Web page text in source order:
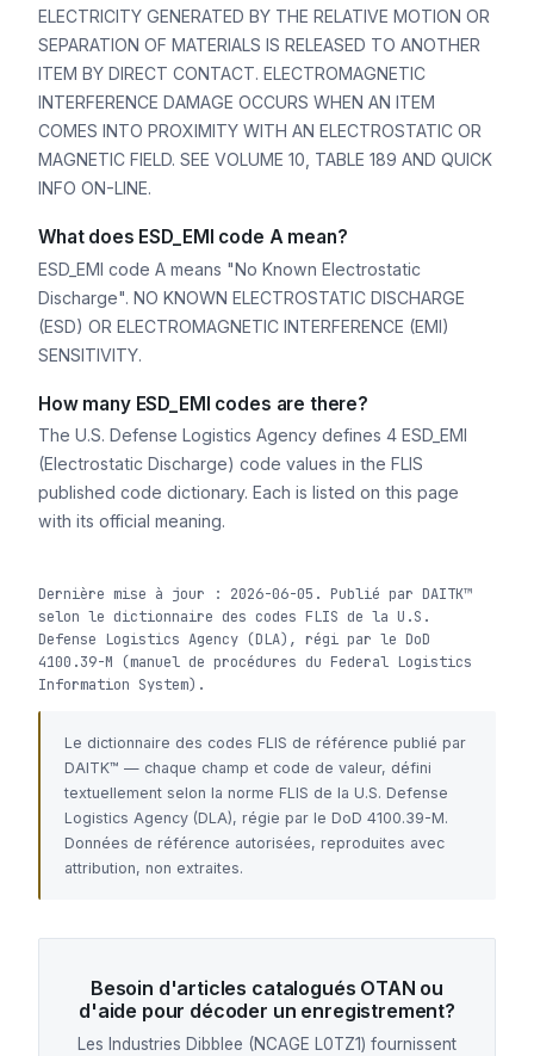
ELECTRICITY GENERATED BY THE RELATIVE MOTION OR
SEPARATION OF MATERIALS IS RELEASED TO ANOTHER
ITEM BY DIRECT CONTACT. ELECTROMAGNETIC
INTERFERENCE DAMAGE OCCURS WHEN AN ITEM
COMES INTO PROXIMITY WITH AN ELECTROSTATIC OR
MAGNETIC FIELD. SEE VOLUME 10, TABLE 189 AND QUICK
INFO ON-LINE.
What does ESD_EMI code A mean?
ESD_EMI code A means "No Known Electrostatic
Discharge". NO KNOWN ELECTROSTATIC DISCHARGE
(ESD) OR ELECTROMAGNETIC INTERFERENCE (EMI)
SENSITIVITY.
How many ESD_EMI codes are there?
The U.S. Defense Logistics Agency defines 4 ESD_EMI
(Electrostatic Discharge) code values in the FLIS
published code dictionary. Each is listed on this page
with its official meaning.
Dernière mise à jour : 2026-06-05. Publié par DAITK™
selon le dictionnaire des codes FLIS de la U.S.
Defense Logistics Agency (DLA), régi par le DoD
4100.39-M (manuel de procédures du Federal Logistics
Information System).
Le dictionnaire des codes FLIS de référence publié par
DAITK™ — chaque champ et code de valeur, défini
textuellement selon la norme FLIS de la U.S. Defense
Logistics Agency (DLA), régie par le DoD 4100.39-M.
Données de référence autorisées, reproduites avec
attribution, non extraites.
Besoin d'articles catalogués OTAN ou
d'aide pour décoder un enregistrement?
Les Industries Dibblee (NCAGE L0TZ1) fournissent